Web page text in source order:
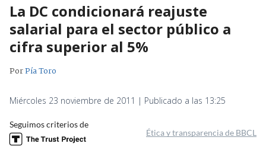
La DC condicionará reajuste
salarial para el sector público a
cifra superior al 5%
PorPía Toro
Miércoles 23 noviembre de 2011 | Publicado a las 13:25
Seguimos criterios de
Ética y transparencia de BBCL